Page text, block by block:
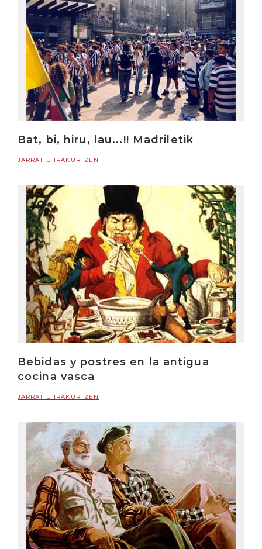
Bat, bi, hiru, lau...!! Madriletik
JARRAITU IRAKURTZEN
Bebidas y postres en la antigua
cocina vasca
JARRAITU IRAKURTZEN